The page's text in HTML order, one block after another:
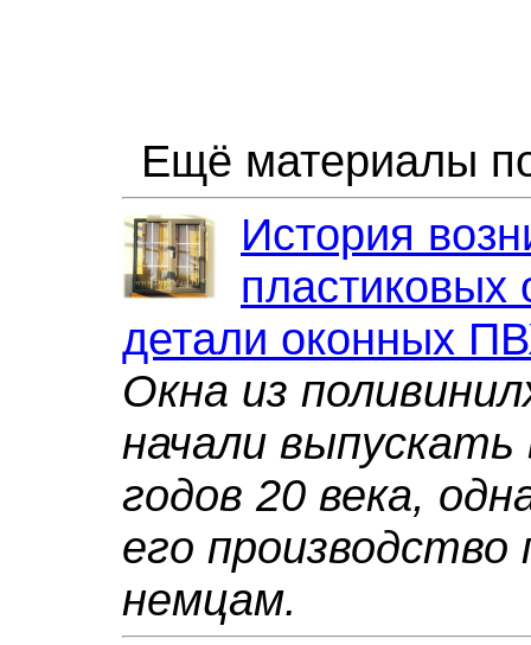
Ещё материалы
История
пластиковых
детали оконных
Окна из
начали
годов 20 века,
его
немцам.